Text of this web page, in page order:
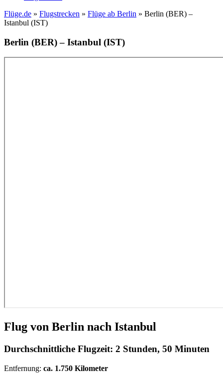
Flüge.de » Flugstrecken » Flüge ab Berlin » Berlin (BER) –
Istanbul (IST)
Berlin (BER) – Istanbul (IST)
Flug von Berlin nach Istanbul
Durchschnittliche Flugzeit: 2 Stunden, 50 Minuten
Entfernung: ca. 1.750 Kilometer